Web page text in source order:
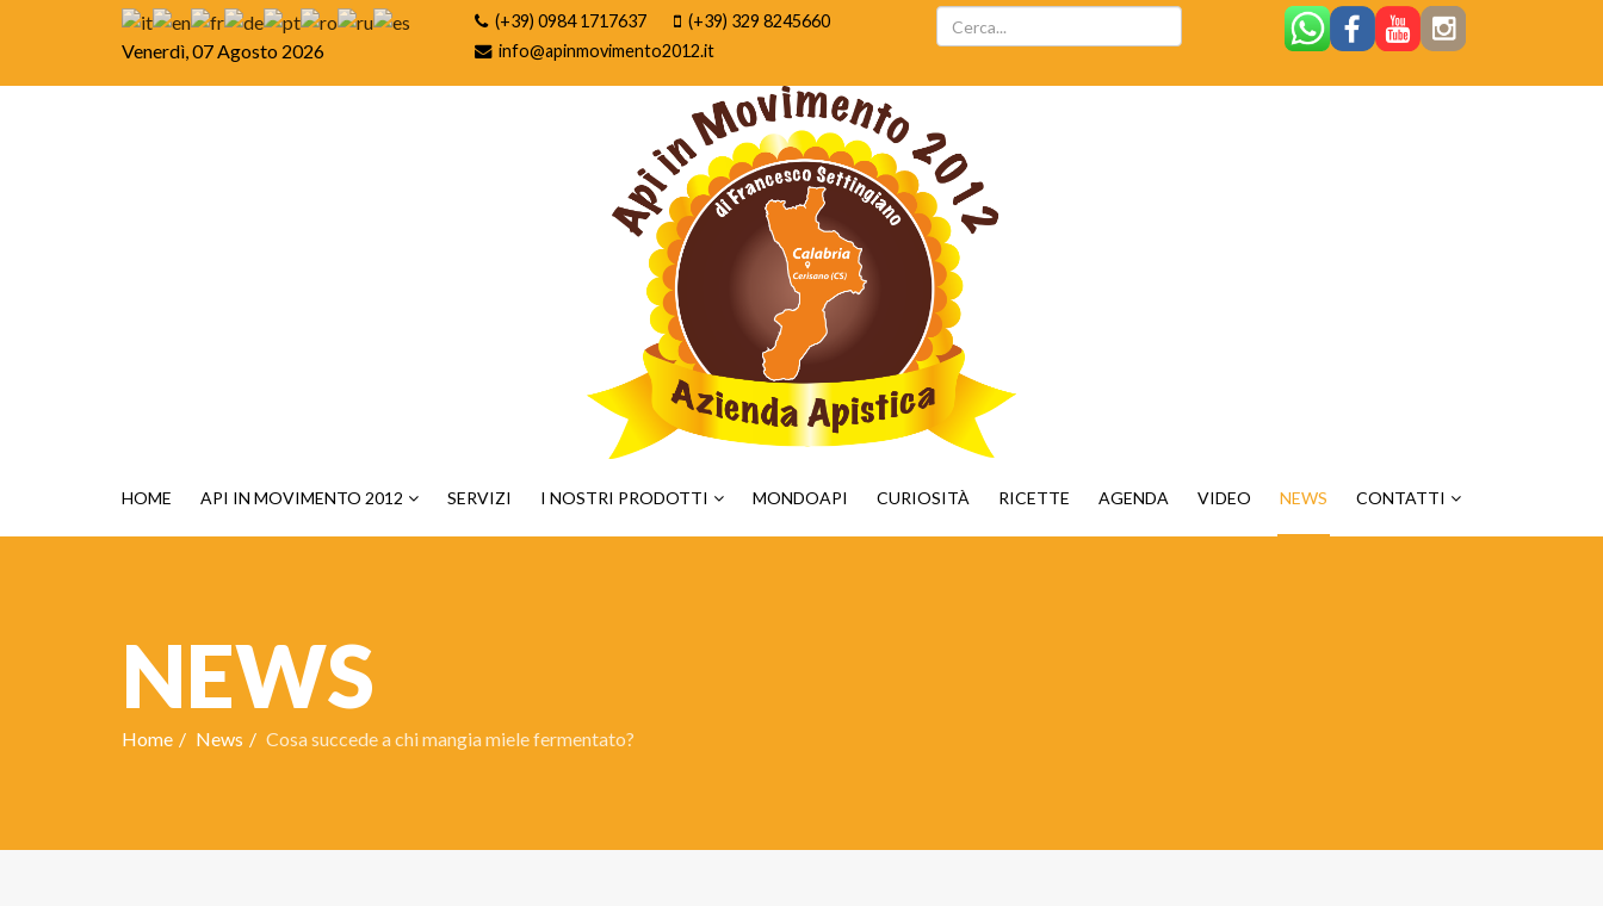
Venerdì, 07 Agosto 2026
(+39) 0984 1717637
(+39) 329 8245660
info@apinmovimento2012.it
HOME API IN MOVIMENTO 2012 SERVIZI I NOSTRI PRODOTTI MONDOAPI CURIOSITÀ RICETTE AGENDA VIDEO NEWS CONTATTI
NEWS
Home News Cosa succede a chi mangia miele fermentato?